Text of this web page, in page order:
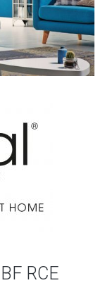
RCE